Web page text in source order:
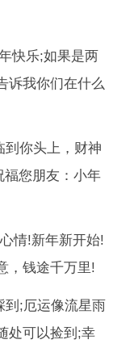
快乐;如果是两
诉我你们在什么
到你头上，财神
福您朋友：小年
情!新年新开始!
，钱途千万里!
到;厄运像流星雨
处可以捡到;幸